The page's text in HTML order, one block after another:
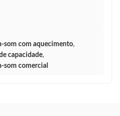
som com aquecimento,
capacidade,
som comercial